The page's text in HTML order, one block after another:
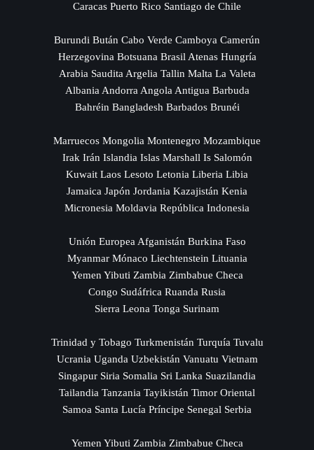
Caracas Puerto Rico Santiago de Chile
Burundi Bután Cabo Verde Camboya Camerún
Herzegovina Botsuana Brasil Atenas Hungría
Arabia Saudita Argelia Tallin Malta La Valeta
Albania Andorra Angola Antigua Barbuda
Bahréin Bangladesh Barbados Brunéi
Marruecos Mongolia Montenegro Mozambique
Irak Irán Islandia Islas Marshall Is Salomón
Kuwait Laos Lesoto Letonia Liberia Libia
Jamaica Japón Jordania Kazajistán Kenia
Micronesia Moldavia República Indonesia
Unión Europea Afganistán Burkina Faso
Myanmar Mónaco Liechtenstein Lituania
Yemen Yibuti Zambia Zimbabue Checa
Congo Sudáfrica Ruanda Rusia
Sierra Leona Tonga Surinam
Trinidad y Tobago Turkmenistán Turquía Tuvalu
Ucrania Uganda Uzbekistán Vanuatu Vietnam
Singapur Siria Somalia Sri Lanka Suazilandia
Tailandia Tanzania Tayikistán Timor Oriental
Samoa Santa Lucía Príncipe Senegal Serbia
Yemen Yibuti Zambia Zimbabue Checa